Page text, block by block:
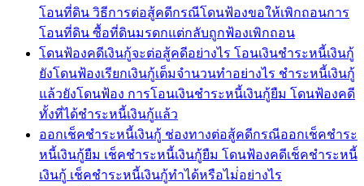
โอนที่ดิน วิธีการต่อสู้คดีกรณีโดนฟ้องขอให้เพิกถอนการ
โอนที่ดิน ซื้อที่ดินมรดกแต่กลับถูกฟ้องเพิกถอน
โดนฟ้องคดีเงินกู้จะต่อสู้คดีอย่างไร โอนเงินชำระหนี้เงินกู้
ยังโดนฟ้องเรียกเงินกู้เต็มจำนวนทำอย่างไร ชำระหนี้เงินกู้
แล้วยังโดนฟ้อง การโอนเงินชำระหนี้เงินกู้ยืม โดนฟ้องคดี
ทั้งที่ได้ชำระหนี้เงินกู้แล้ว
ออกเช็คชำระหนี้เงินกู้ ช่องทางต่อสู้คดีกรณีออกเช็คชำระ
หนี้เงินกู้ยืม เช็คชำระหนี้เงินกู้ยืม โดนฟ้องคดีเช็คชำระหนี้
เงินกู้ เช็คชำระหนี้เงินกู้ทำได้หรือไม่่อย่างไร